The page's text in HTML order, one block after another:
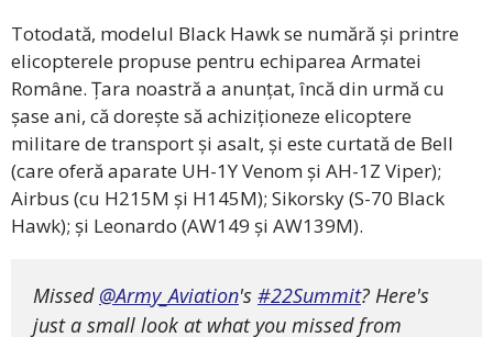
Totodată, modelul Black Hawk se numără și printre
elicopterele propuse pentru echiparea Armatei
Române. Țara noastră a anunțat, încă din urmă cu
șase ani, că dorește să achiziționeze elicoptere
militare de transport și asalt, și este curtată de Bell
(care oferă aparate UH-1Y Venom și AH-1Z Viper);
Airbus (cu H215M și H145M); Sikorsky (S-70 Black
Hawk); și Leonardo (AW149 și AW139M).
Missed @Army_Aviation's #22Summit? Here's
just a small look at what you missed from